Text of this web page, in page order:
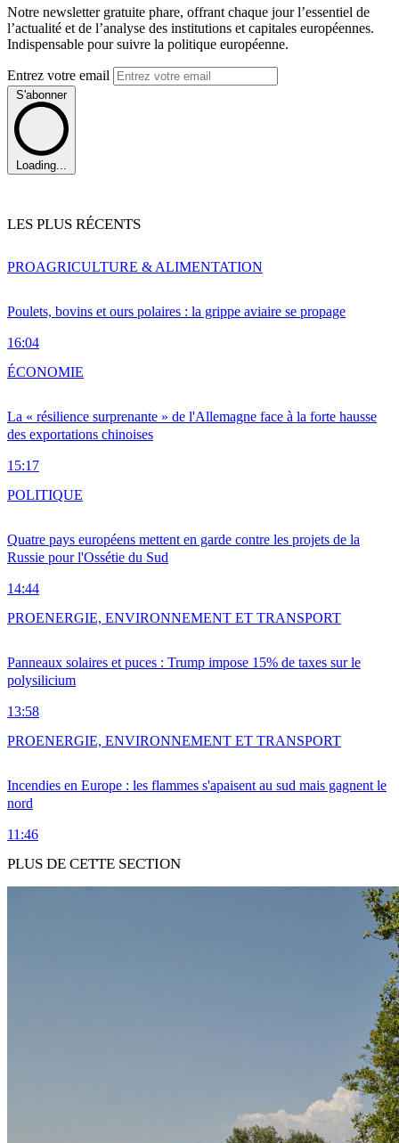
Notre newsletter gratuite phare, offrant chaque jour l’essentiel de
l’actualité et de l’analyse des institutions et capitales européennes.
Indispensable pour suivre la politique européenne.
Entrez votre email
S'abonner
Loading...
LES PLUS RÉCENTS
Poulets, bovins et ours polaires : la grippe aviaire se propage
16:04
PROAGRICULTURE & ALIMENTATION
La « résilience surprenante » de l'Allemagne face à la forte hausse
des exportations chinoises
15:17
ÉCONOMIE
Quatre pays européens mettent en garde contre les projets de la
Russie pour l'Ossétie du Sud
14:44
POLITIQUE
Panneaux solaires et puces : Trump impose 15% de taxes sur le
polysilicium
13:58
PROENERGIE, ENVIRONNEMENT ET TRANSPORT
Incendies en Europe : les flammes s'apaisent au sud mais gagnent le
nord
11:46
PROENERGIE, ENVIRONNEMENT ET TRANSPORT
PLUS DE CETTE SECTION